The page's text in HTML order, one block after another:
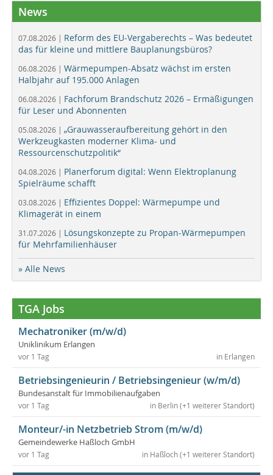
News
07.08.2026 | Reform des EU-Vergaberechts – Was bedeutet
das für kleine und mittlere Bauplanungsbüros?
06.08.2026 | Wärmepumpen-Absatz wächst im ersten
Halbjahr auf 195.000 Anlagen
06.08.2026 | Fachforum Brandschutz 2026 – Ermäßigungen
für Leser und Abonnenten
05.08.2026 | „Grauwasseraufbereitung gehört in den
Werkzeugkasten moderner Klima- und
Ressourcenschutzpolitik“
04.08.2026 | Planerforum digital: Wenn Elektroplanung
Spielräume schafft
03.08.2026 | Effizientes Doppel: Wärmepumpe und
Klimagerät in einem
31.07.2026 | Lösungskonzepte zu Propan-Wärmepumpen
für Mehrfamilienhäuser
» Alle News
TGA Jobs
Mechatroniker (m/w/d)
Uniklinikum Erlangen
in Erlangen
vor 1 Tag
Betriebsingenieurin / Betriebsingenieur (w/m/d)
Bundesanstalt für Immobilienaufgaben
in Berlin (+1 weiterer Standort)
vor 1 Tag
Monteur/-in Netzbetrieb Strom (m/w/d)
Gemeindewerke Haßloch GmbH
in Haßloch (+1 weiterer Standort)
vor 1 Tag